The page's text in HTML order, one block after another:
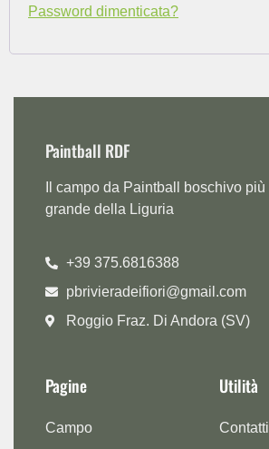
Password dimenticata?
Paintball RDF
Il campo da Paintball boschivo più
grande della Liguria
+39 375.6816388
pbrivieradeifiori@gmail.com
Roggio Fraz. Di Andora (SV)
Pagine
Campo
Utilità
Contatti